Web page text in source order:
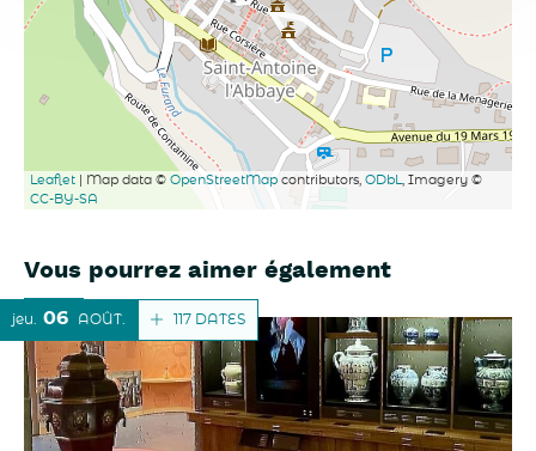
Leaflet | Map data © OpenStreetMap contributors, ODbL
, Imagery ©
CC-BY-SA
Vous pourrez aimer également
117 DATES
jeu. 06 AOÛT